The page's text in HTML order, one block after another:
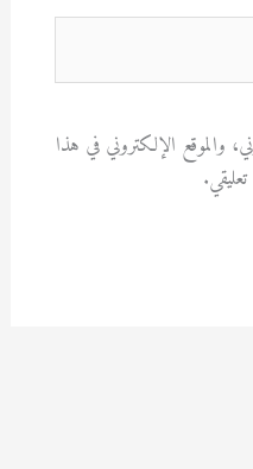
والموقع الإلكتروني في هذا